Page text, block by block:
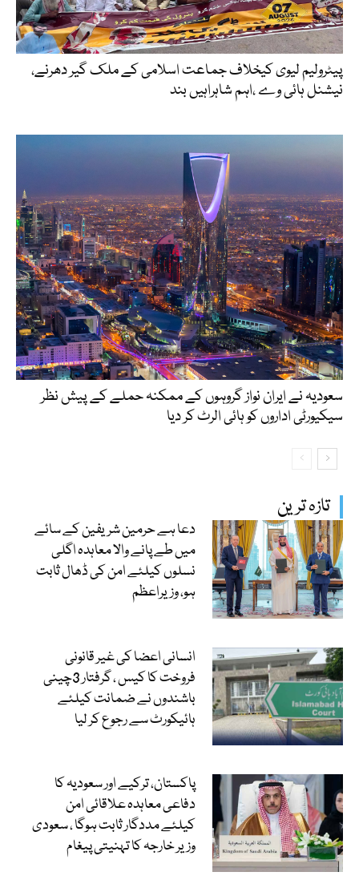
تازہ ترین
دعا ہے حرمین شریفین کے سائے
میں طے پانے والا معاہدہ اگلی
نسلوں کیلئے امن کی ڈھال ثابت
ہو، وزیراعظم
انسانی اعضا کی غیر قانونی
فروخت کا کیس ، گرفتار 3چینی
باشندوں نے ضمانت کیلئے
ہائیکورٹ سے رجوع کر لیا
پاکستان، ترکیے اور سعودیہ کا
دفاعی معاہدہ علاقائی امن
کیلئے مددگار ثابت ہوگا ، سعودی
وزیر خارجہ کا تہنیتی پیغام
پیٹرولیم لیوی کیخلاف جماعت اسلامی کے ملک گیر دھرنے،
نیشنل ہائی وے ،اہم شاہراہیں بند
سعودیہ نے ایران نواز گروہوں کے ممکنہ حملے کے پیش نظر
سیکیورٹی اداروں کو ہائی الرٹ کر دیا